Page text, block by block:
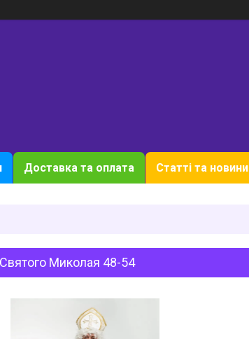
Доставка та оплата Статті та новини
Миколая 48-54